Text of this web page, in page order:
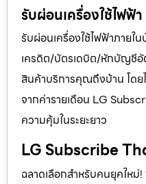
รับผ่อนเครื่องใช้ไฟฟ้า
รับผ่อนเครื่องใช้ไฟฟ้าภาย
เครดิต/บัตรเดบิต/หักบัญชีอั
สินค้าบริการคุณถึงบ้าน โดย
จากค่ารายเดือน LG
ความคุ้มในระยะยาว
LG Subscribe
ฉลาดเลือกสำหรับคนยุคให